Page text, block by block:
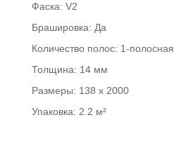
Фаска: V2
Брашировка: Да
Количество полос: 1-полосная
Толщина: 14 мм
Размеры: 138 x 2000
Упаковка: 2.2 м²